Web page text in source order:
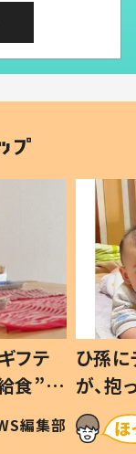
フテ
食”を
の親
編集部
ひ孫
が、
「涙が
い」